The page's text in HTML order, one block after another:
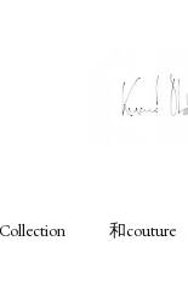
和couture